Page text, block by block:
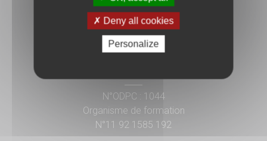
3 rue Danton
92240 Malakoff
N°ODPC : 1044
Organisme de formation
N°11 92 1585 192
Deny all cookies
Personalize